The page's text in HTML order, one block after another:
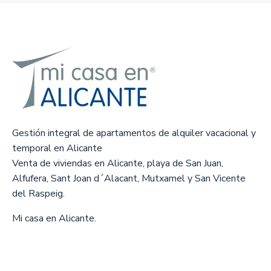
Gestión integral de apartamentos de alquiler vacacional y
temporal en Alicante
Venta de viviendas en Alicante, playa de San Juan,
Alfufera, Sant Joan d´Alacant, Mutxamel y San Vicente
del Raspeig.
Mi casa en Alicante.